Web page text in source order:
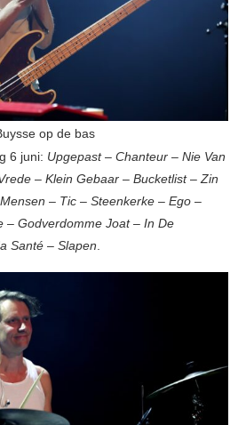
op de bas
6 juni: Upgepast– Chanteur – Nie Van
– Klein Gebaar – Bucketlist–Zin
– Tic – Steenkerke – Ego –
– Godverdomme Joat– In De
Santé – Slapen.